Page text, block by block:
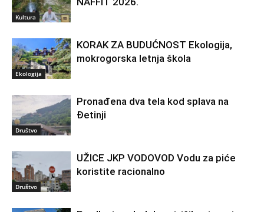
Kultura
Ekologija
KORAK ZA BUDUĆNOST Ekologija,
mokrogorska letnja škola
Društvo
Pronađena dva tela kod splava na
Đetinji
Društvo
UŽICE JKP VODOVOD Vodu za piće
koristite racionalno